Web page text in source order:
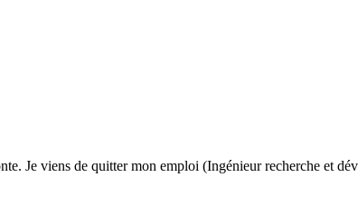
Je viens de quitter mon emploi (Ingénieur recherche et